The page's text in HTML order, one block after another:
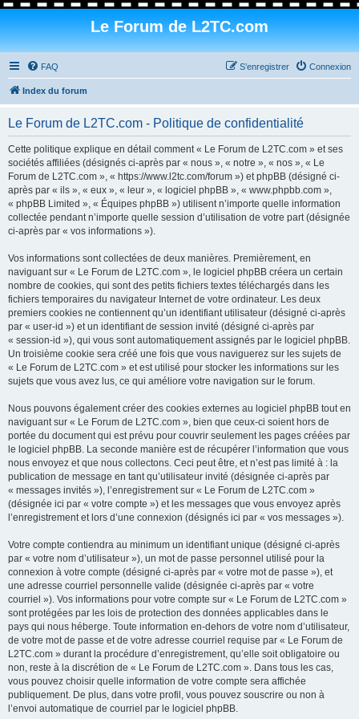
Le Forum de L2TC.com
FAQ Connexion
S’enregistrer
Index du forum
Le Forum de L2TC.com - Politique de confidentialité
Cette politique explique en détail comment « Le Forum de L2TC.com » et ses
sociétés affiliées (désignés ci-après par « nous », « notre », « nos », « Le
Forum de L2TC.com », « https://www.l2tc.com/forum ») et phpBB (désigné ci-
après par « ils », « eux », « leur », « logiciel phpBB », « www.phpbb.com »,
« phpBB Limited », « Équipes phpBB ») utilisent n’importe quelle information
collectée pendant n’importe quelle session d’utilisation de votre part (désignée
ci-après par « vos informations »).
Vos informations sont collectées de deux manières. Premièrement, en
naviguant sur « Le Forum de L2TC.com », le logiciel phpBB créera un certain
nombre de cookies, qui sont des petits fichiers textes téléchargés dans les
fichiers temporaires du navigateur Internet de votre ordinateur. Les deux
premiers cookies ne contiennent qu’un identifiant utilisateur (désigné ci-après
par « user-id ») et un identifiant de session invité (désigné ci-après par
« session-id »), qui vous sont automatiquement assignés par le logiciel phpBB.
Un troisième cookie sera créé une fois que vous naviguerez sur les sujets de
« Le Forum de L2TC.com » et est utilisé pour stocker les informations sur les
sujets que vous avez lus, ce qui améliore votre navigation sur le forum.
Nous pouvons également créer des cookies externes au logiciel phpBB tout en
naviguant sur « Le Forum de L2TC.com », bien que ceux-ci soient hors de
portée du document qui est prévu pour couvrir seulement les pages créées par
le logiciel phpBB. La seconde manière est de récupérer l’information que vous
nous envoyez et que nous collectons. Ceci peut être, et n’est pas limité à : la
publication de message en tant qu’utilisateur invité (désignée ci-après par
« messages invités »), l’enregistrement sur « Le Forum de L2TC.com »
(désignée ici par « votre compte ») et les messages que vous envoyez après
l’enregistrement et lors d’une connexion (désignés ici par « vos messages »).
Votre compte contiendra au minimum un identifiant unique (désigné ci-après
par « votre nom d’utilisateur »), un mot de passe personnel utilisé pour la
connexion à votre compte (désigné ci-après par « votre mot de passe »), et
une adresse courriel personnelle valide (désignée ci-après par « votre
courriel »). Vos informations pour votre compte sur « Le Forum de L2TC.com »
sont protégées par les lois de protection des données applicables dans le
pays qui nous héberge. Toute information en-dehors de votre nom d’utilisateur,
de votre mot de passe et de votre adresse courriel requise par « Le Forum de
L2TC.com » durant la procédure d’enregistrement, qu’elle soit obligatoire ou
non, reste à la discrétion de « Le Forum de L2TC.com ». Dans tous les cas,
vous pouvez choisir quelle information de votre compte sera affichée
publiquement. De plus, dans votre profil, vous pouvez souscrire ou non à
l’envoi automatique de courriel par le logiciel phpBB.